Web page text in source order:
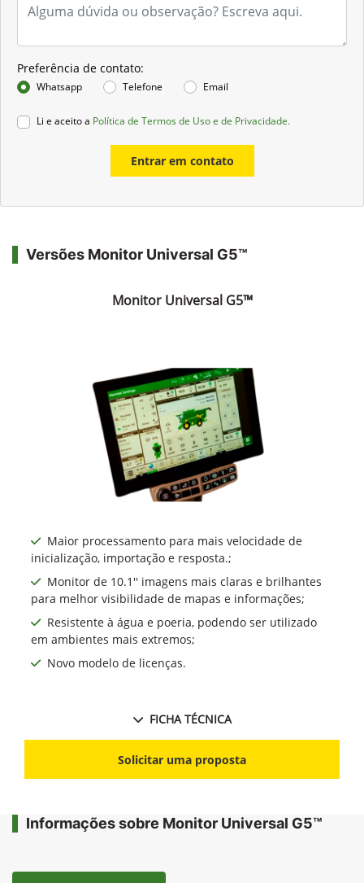
Preferência de contato:
Whatsapp Telefone Email
Li e aceito a Política de Termos de Uso e de Privacidade.
Entrar em contato
Versões Monitor Universal G5™
Monitor Universal G5™
Maior processamento para mais velocidade de
inicialização, importação e resposta.;
Monitor de 10.1'' imagens mais claras e brilhantes
para melhor visibilidade de mapas e informações;
Resistente à água e poeria, podendo ser utilizado
em ambientes mais extremos;
Novo modelo de licenças.
FICHA TÉCNICA
Solicitar uma proposta
Informações sobre Monitor Universal G5™